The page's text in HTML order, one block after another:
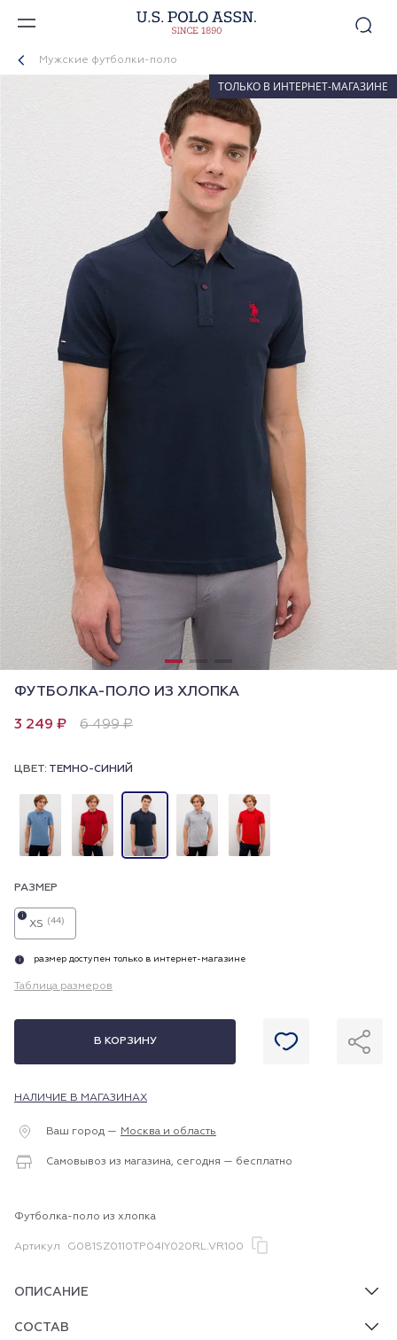
Мужские футболки-поло
ТОЛЬКО В ИНТЕРНЕТ-МАГАЗИНЕ
ФУТБОЛКА-ПОЛО ИЗ ХЛОПКА
3 249 ₽ 6 499 ₽
ЦВЕТ: ТЕМНО-СИНИЙ
РАЗМЕР
XS (44)
i
i размер доступен только в интернет-магазине
Таблица размеров
В КОРЗИНУ
НАЛИЧИЕ В МАГАЗИНАХ
Ваш город — Москва и область
Самовывоз из магазина, сегодня — бесплатно
Футболка-поло из хлопка
Артикул G081SZ0110TP04IY020RL.VR100
ОПИСАНИЕ
СОСТАВ